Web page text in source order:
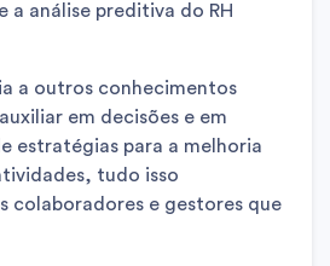
a análise preditiva do RH
a outros conhecimentos
em decisões e em
estratégias para a melhoria
tudo isso
colaboradores e gestores que